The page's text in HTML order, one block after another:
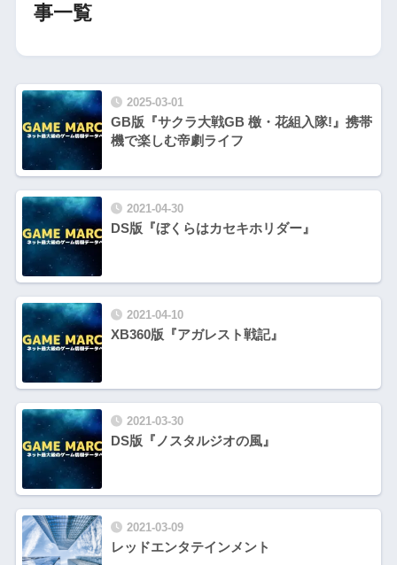
事一覧
2025-03-01
GB版『サクラ大戦GB 檄・花組入隊!』携帯
機で楽しむ帝劇ライフ
2021-04-30
DS版『ぼくらはカセキホリダー』
2021-04-10
XB360版『アガレスト戦記』
2021-03-30
DS版『ノスタルジオの風』
2021-03-09
レッドエンタテインメント